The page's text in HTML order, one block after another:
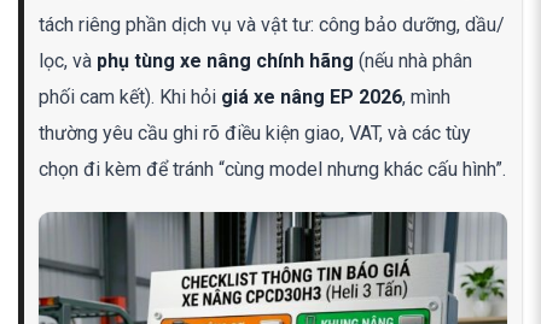
tách riêng phần dịch vụ và vật tư: công bảo dưỡng, dầu/
lọc, và phụ tùng xe nâng chính hãng (nếu nhà phân
phối cam kết). Khi hỏi giá xe nâng EP 2026, mình
thường yêu cầu ghi rõ điều kiện giao, VAT, và các tùy
chọn đi kèm để tránh “cùng model nhưng khác cấu hình”.